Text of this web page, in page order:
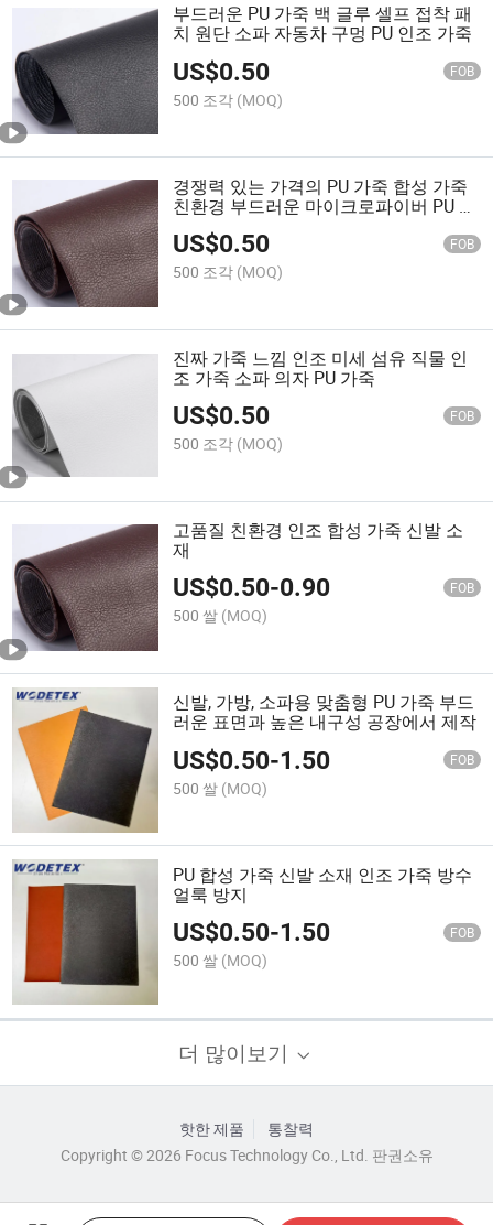
부드러운 PU 가죽 백 글루 셀프 접착 패
치 원단 소파 자동차 구멍 PU 인조 가죽
US$0.50 FOB
500 조각 (MOQ)
경쟁력 있는 가격의 PU 가죽 합성 가죽
친환경 부드러운 마이크로파이버 PU 합
성 가죽
US$0.50 FOB
500 조각 (MOQ)
진짜 가죽 느낌 인조 미세 섬유 직물 인
조 가죽 소파 의자 PU 가죽
US$0.50 FOB
500 조각 (MOQ)
고품질 친환경 인조 합성 가죽 신발 소
재
US$0.50-0.90 FOB
500 쌀 (MOQ)
신발, 가방, 소파용 맞춤형 PU 가죽 부드
러운 표면과 높은 내구성 공장에서 제작
US$0.50-1.50 FOB
500 쌀 (MOQ)
PU 합성 가죽 신발 소재 인조 가죽 방수
얼룩 방지
US$0.50-1.50 FOB
500 쌀 (MOQ)
더 많이보기
핫한 제품
통찰력
Copyright © 2026 Focus Technology Co., Ltd. 판권소유